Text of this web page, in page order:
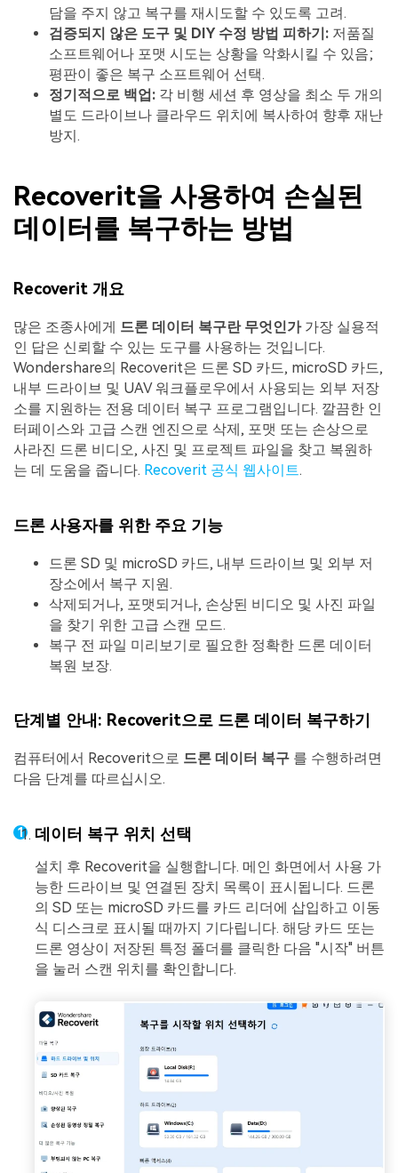
담을 주지 않고 복구를 재시도할 수 있도록 고려.
검증되지 않은 도구 및 DIY 수정 방법 피하기: 저품질
소프트웨어나 포맷 시도는 상황을 악화시킬 수 있음;
평판이 좋은 복구 소프트웨어 선택.
정기적으로 백업: 각 비행 세션 후 영상을 최소 두 개의
별도 드라이브나 클라우드 위치에 복사하여 향후 재난
방지.
Recoverit을 사용하여 손실된
데이터를 복구하는 방법
Recoverit 개요
많은 조종사에게 드론 데이터 복구란 무엇인가가장 실용적
인 답은 신뢰할 수 있는 도구를 사용하는 것입니다.
Wondershare의 Recoverit은 드론 SD 카드, microSD 카드,
내부 드라이브 및 UAV 워크플로우에서 사용되는 외부 저장
소를 지원하는 전용 데이터 복구 프로그램입니다. 깔끔한 인
터페이스와 고급 스캔 엔진으로 삭제, 포맷 또는 손상으로
사라진 드론 비디오, 사진 및 프로젝트 파일을 찾고 복원하
는 데 도움을 줍니다. Recoverit 공식 웹사이트.
드론 사용자를 위한 주요 기능
드론 SD 및 microSD 카드, 내부 드라이브 및 외부 저
장소에서 복구 지원.
삭제되거나, 포맷되거나, 손상된 비디오 및 사진 파일
을 찾기 위한 고급 스캔 모드.
복구 전 파일 미리보기로 필요한 정확한 드론 데이터
복원 보장.
단계별 안내: Recoverit으로 드론 데이터 복구하기
컴퓨터에서 Recoverit으로 드론 데이터 복구 를 수행하려면
다음 단계를 따르십시오.
데이터 복구 위치 선택
설치 후 Recoverit을 실행합니다. 메인 화면에서 사용 가
능한 드라이브 및 연결된 장치 목록이 표시됩니다. 드론
의 SD 또는 microSD 카드를 카드 리더에 삽입하고 이동
식 디스크로 표시될 때까지 기다립니다. 해당 카드 또는
드론 영상이 저장된 특정 폴더를 클릭한 다음 "시작" 버튼
을 눌러 스캔 위치를 확인합니다.